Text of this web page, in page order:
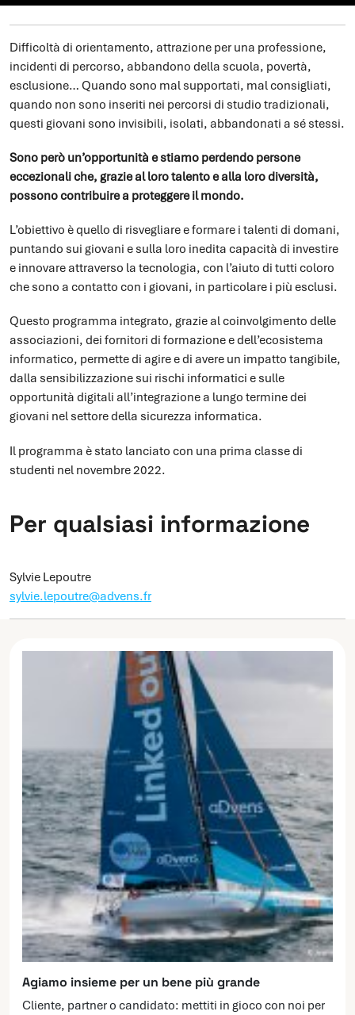
Difficoltà di orientamento, attrazione per una professione,
incidenti di percorso, abbandono della scuola, povertà,
esclusione… Quando sono mal supportati, mal consigliati,
quando non sono inseriti nei percorsi di studio tradizionali,
questi giovani sono invisibili, isolati, abbandonati a sé stessi.
Sono però un’opportunità e stiamo perdendo persone
eccezionali che, grazie al loro talento e alla loro diversità,
possono contribuire a proteggere il mondo.
L’obiettivo è quello di risvegliare e formare i talenti di domani,
puntando sui giovani e sulla loro inedita capacità di investire
e innovare attraverso la tecnologia, con l’aiuto di tutti coloro
che sono a contatto con i giovani, in particolare i più esclusi.
Questo programma integrato, grazie al coinvolgimento delle
associazioni, dei fornitori di formazione e dell’ecosistema
informatico, permette di agire e di avere un impatto tangibile,
dalla sensibilizzazione sui rischi informatici e sulle
opportunità digitali all’integrazione a lungo termine dei
giovani nel settore della sicurezza informatica.
Il programma è stato lanciato con una prima classe di
studenti nel novembre 2022.
Per qualsiasi informazione
Sylvie Lepoutre
sylvie.lepoutre@advens.fr
Agiamo insieme per un bene più grande
Cliente, partner o candidato: mettiti in gioco con noi per